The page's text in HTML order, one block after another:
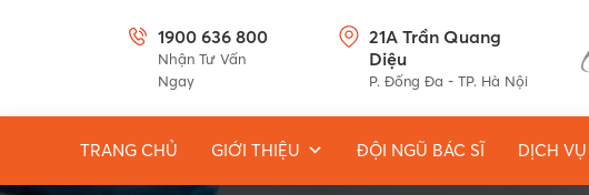
1900 636 800
Nhận Tư Vấn
Ngay
21A Trần Quang
Diệu
P. Đống Đa - TP. Hà Nội
TRANG CHỦ GIỚI THIỆU ĐỘI NGŨ BÁC SĨ DỊCH VỤ